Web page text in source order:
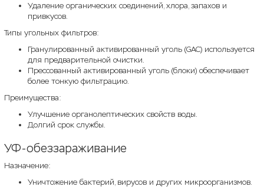
Удаление органических соединений, хлора, запахов и
привкусов.
Типы угольных фильтров:
Гранулированный активированный уголь (GAC) используется
для предварительной очистки.
Прессованный активированный уголь (блоки) обеспечивает
более тонкую фильтрацию.
Преимущества:
Улучшение органолептических свойств воды.
Долгий срок службы.
УФ-обеззараживание
Назначение:
Уничтожение бактерий, вирусов и других микроорганизмов.